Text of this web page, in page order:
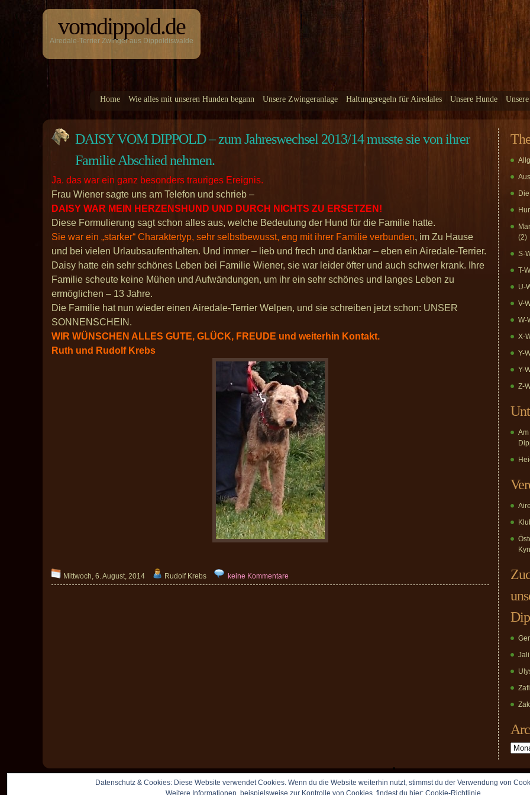
vomdippold.de
Airedale-Terrier Zwinger aus Dippoldiswalde
Home Wie alles mit unseren Hunden begann Unsere Zwingeranlage Haltungsregeln für Airedales Unsere Hunde
DAISY VOM DIPPOLD – zum Jahreswechsel 2013/14 musste sie von ihrer
Familie Abschied nehmen.
Ja. das war ein ganz besonders trauriges Ereignis.
Frau Wiener sagte uns am Telefon und schrieb –
DAISY WAR MEIN HERZENSHUND UND DURCH NICHTS ZU ERSETZEN!
Diese Formulierung sagt schon alles aus, welche Bedeutung der Hund für die Familie hatte.
Sie war ein „starker“ Charaktertyp, sehr selbstbewusst, eng mit ihrer Familie verbunden, im Zu Hause
und bei vielen Urlaubsaufenthalten. Und immer – lieb und frech und dankbar – eben ein Airedale-Terrier.
Daisy hatte ein sehr schönes Leben bei Familie Wiener, sie war leider öfter und auch schwer krank. Ihre
Familie scheute keine Mühen und Aufwändungen, um ihr ein sehr schönes und langes Leben zu
ermöglichen – 13 Jahre.
Die Familie hat nun wieder einen Airedale-Terrier Welpen, und sie schreiben jetzt schon: UNSER
SONNENSCHEIN.
WIR WÜNSCHEN ALLES GUTE, GLÜCK, FREUDE und weiterhin Kontakt.
Ruth und Rudolf Krebs
Mittwoch, 6. August, 2014 Rudolf Krebs keine Kommentare
(2)
S-
T-
U-
V-
W-
X-
Y-
Y-
Z-
Archiv
Copyright © 2009 vomDippold.de. All rights reserved.
Datenschutz & Cookies: Diese Website verwendet Cookies. Wenn du die Website weiterhin nutzt, stimmst du der Verwendung von
Weitere Informationen, beispielsweise zur Kontrolle von Cookies, findest du hier:Cookie-Richtlinie